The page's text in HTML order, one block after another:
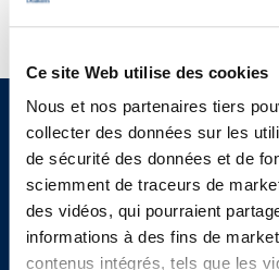
Ce site Web utilise des cookies
Nous et nos partenaires tiers
collecter des données sur les
de sécurité des données et de
sciemment de traceurs de
des vidéos, qui pourraient
informations à des fins de
contenus intégrés, tels que les
Vous souhaitez
newsletters,
actualités ?